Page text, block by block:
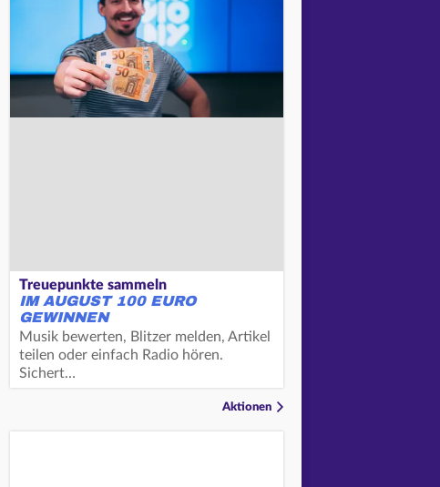
Treuepunkte sammeln
IM AUGUST 100 EURO
GEWINNEN
Musik bewerten, Blitzer melden, Artikel
teilen oder einfach Radio hören.
Sichert…
Aktionen